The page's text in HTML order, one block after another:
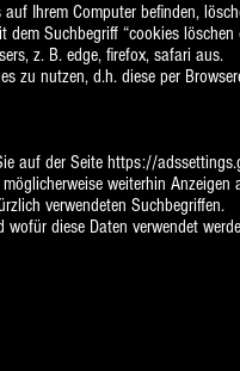
Ihrem Computer befinden,
Suchbegriff “cookies
z. B. edge, firefox, safari aus.
zu nutzen, d.h. diese per
auf der Seite https://
weiterhin
verwendeten Suchbegriffen.
wofür diese Daten verwendet